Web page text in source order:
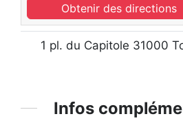
Obtenir des directions
1 pl. du Capitole 31000
Infos